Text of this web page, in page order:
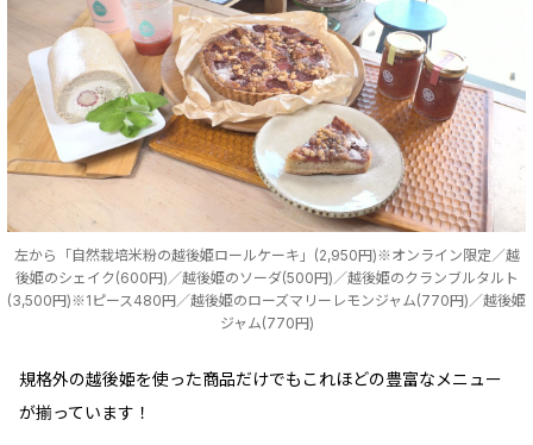
左から「自然栽培米粉の越後姫ロールケーキ」(2,950円)※オンライン限定／越
後姫のシェイク(600円)／越後姫のソーダ(500円)／越後姫のクランブルタルト
(3,500円)※1ピース480円／越後姫のローズマリーレモンジャム(770円)／越後姫
ジャム(770円)
規格外の越後姫を使った商品だけでもこれほどの豊富なメニュー
が揃っています！